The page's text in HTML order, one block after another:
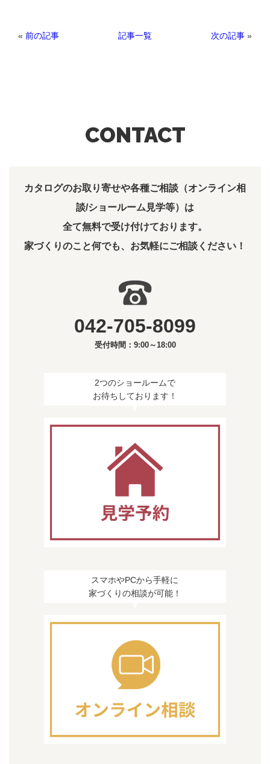
記事一覧
« 前の記事 次の記事 »
CONTACT
カタログのお取り寄せや各種ご相談（オンライン相
談/ショールーム見学等）は
全て無料で受け付けております。
家づくりのこと何でも、お気軽にご相談ください！
042-705-8099
受付時間：9:00～18:00
2つのショールームで
お待ちしております！
スマホやPCから手軽に
家づくりの相談が可能！